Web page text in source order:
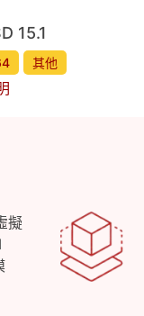
15.1
其他
擬